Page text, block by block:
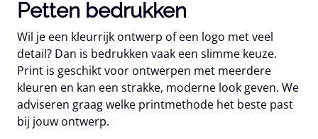
Petten bedrukken
Wil je een kleurrijk ontwerp of een logo met veel
detail? Dan is bedrukken vaak een slimme keuze.
Print is geschikt voor ontwerpen met meerdere
kleuren en kan een strakke, moderne look geven. We
adviseren graag welke printmethode het beste past
bij jouw ontwerp.